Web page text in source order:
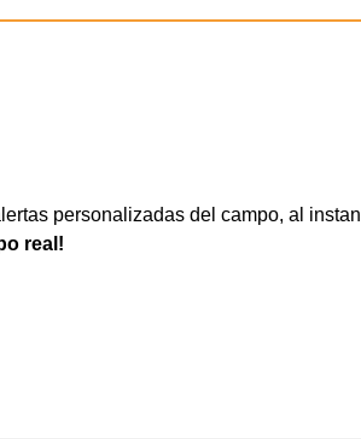
personalizadas del campo, al
real!